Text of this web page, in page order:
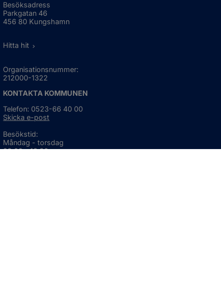
Besöksadress
Parkgatan 46
456 80 Kungshamn
Hitta hit
Organisationsnummer:
212000-1322
KONTAKTA KOMMUNEN
Telefon: 0523-66 40 00
Skicka e-post
Besökstid:
Måndag - torsdag
08:00 - 16:30